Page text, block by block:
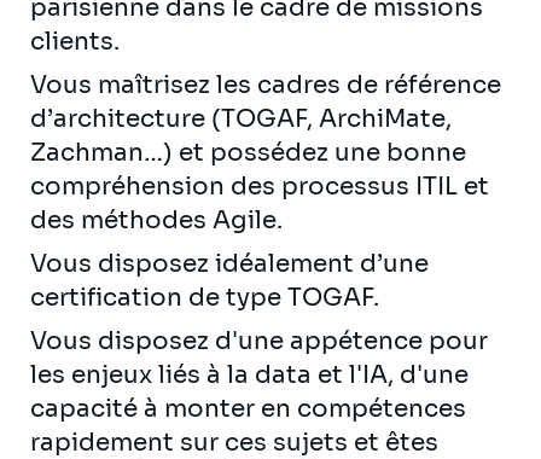
parisienne dans le cadre de missions
clients.
Vous maîtrisez les cadres de référence
d’architecture (TOGAF, ArchiMate,
Zachman…) et possédez une bonne
compréhension des processus ITIL et
des méthodes Agile.
Vous disposez idéalement d’une
certification de type TOGAF.
Vous disposez d'une appétence pour
les enjeux liés à la data et l'IA, d'une
capacité à monter en compétences
rapidement sur ces sujets et êtes